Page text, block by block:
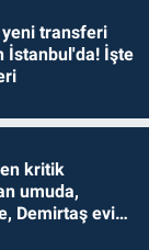
transferi
İstanbul'da! İşte
kritik
umuda,
Demirtaş evine